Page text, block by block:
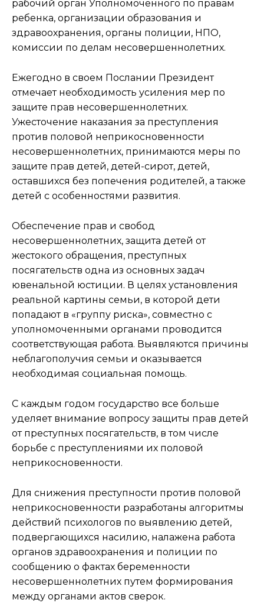
рабочий орган Уполномоченного по правам
ребенка, организации образования и
здравоохранения, органы полиции, НПО,
комиссии по делам несовершеннолетних.
Ежегодно в своем Послании Президент
отмечает необходимость усиления мер по
защите прав несовершеннолетних.
Ужесточение наказания за преступления
против половой неприкосновенности
несовершеннолетних, принимаются меры по
защите прав детей, детей-сирот, детей,
оставшихся без попечения родителей, а также
детей с особенностями развития.
Обеспечение прав и свобод
несовершеннолетних, защита детей от
жестокого обращения, преступных
посягательств одна из основных задач
ювенальной юстиции. В целях установления
реальной картины семьи, в которой дети
попадают в «группу риска», совместно с
уполномоченными органами проводится
соответствующая работа. Выявляются причины
неблагополучия семьи и оказывается
необходимая социальная помощь.
С каждым годом государство все больше
уделяет внимание вопросу защиты прав детей
от преступных посягательств, в том числе
борьбе с преступлениями их половой
неприкосновенности.
Для снижения преступности против половой
неприкосновенности разработаны алгоритмы
действий психологов по выявлению детей,
подвергающихся насилию, налажена работа
органов здравоохранения и полиции по
сообщению о фактах беременности
несовершеннолетних путем формирования
между органами актов сверок.